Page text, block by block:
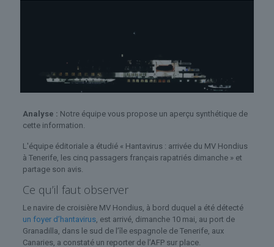
Analyse : Notre équipe vous propose un aperçu synthétique de
cette information.
L'équipe éditoriale a étudié « Hantavirus : arrivée du MV Hondius
à Tenerife, les cinq passagers français rapatriés dimanche » et
partage son avis.
Ce qu’il faut observer
Le navire de croisière MV Hondius, à bord duquel a été détecté
un foyer d’hantavirus, est arrivé, dimanche 10 mai, au port de
Granadilla, dans le sud de l’île espagnole de Tenerife, aux
Canaries, a constaté un reporter de l’AFP sur place.